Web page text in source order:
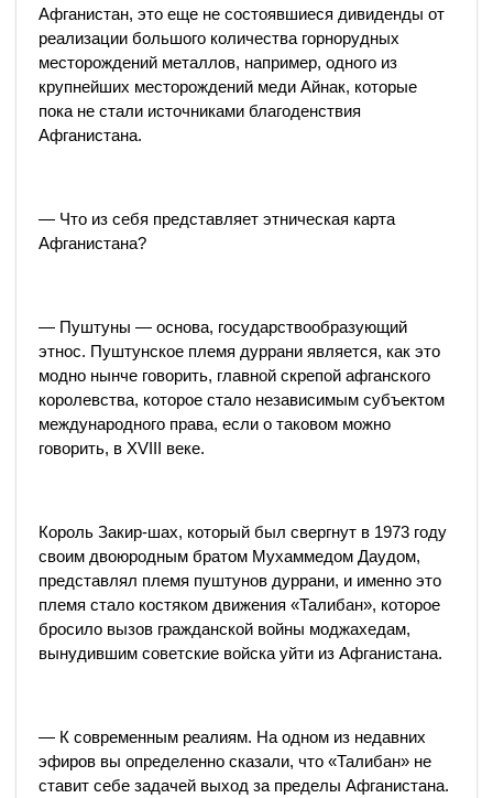
Афганистан, это еще не состоявшиеся дивиденды от
реализации большого количества горнорудных
месторождений металлов, например, одного из
крупнейших месторождений меди Айнак, которые
пока не стали источниками благоденствия
Афганистана.
— Что из себя представляет этническая карта
Афганистана?
— Пуштуны — основа, государствообразующий
этнос. Пуштунское племя дуррани является, как это
модно нынче говорить, главной скрепой афганского
королевства, которое стало независимым субъектом
международного права, если о таковом можно
говорить, в XVIII веке.
Король Закир-шах, который был свергнут в 1973 году
своим двоюродным братом Мухаммедом Даудом,
представлял племя пуштунов дуррани, и именно это
племя стало костяком движения «Талибан», которое
бросило вызов гражданской войны моджахедам,
вынудившим советские войска уйти из Афганистана.
— К современным реалиям. На одном из недавних
эфиров вы определенно сказали, что «Талибан» не
ставит себе задачей выход за пределы Афганистана.